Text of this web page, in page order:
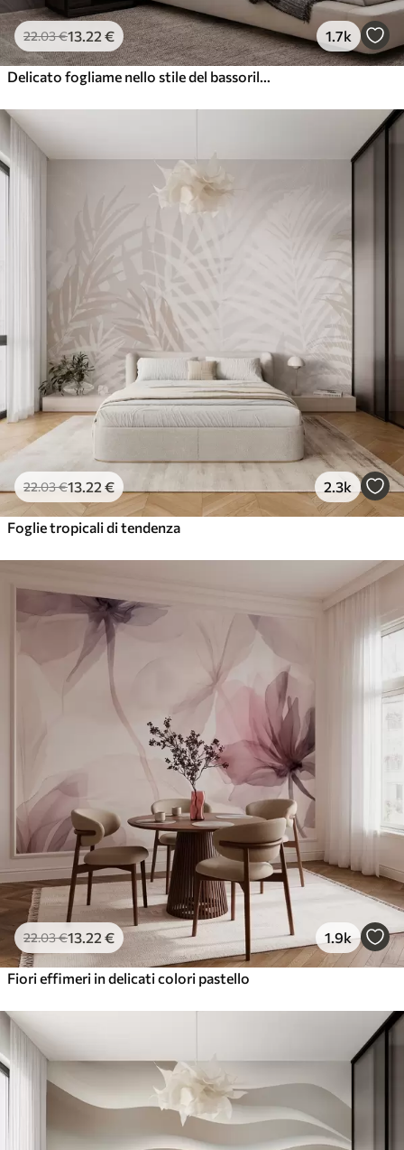
22.03€13 .22 € 1.7k
22.03€13 .22 € 2.3k
Foglie tropicali di tendenza
22.03€13 .22 € 1.9k
Fiori effimeri in delicati colori pastello